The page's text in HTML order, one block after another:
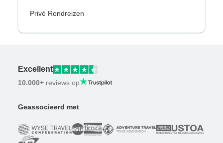
Privé Rondreizen
Excellent
10.000+ reviews op
Geassocieerd met